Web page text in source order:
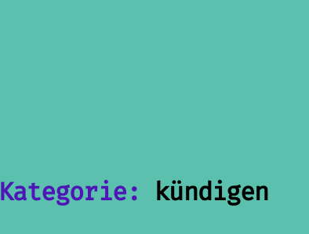
Kategorie: kündigen